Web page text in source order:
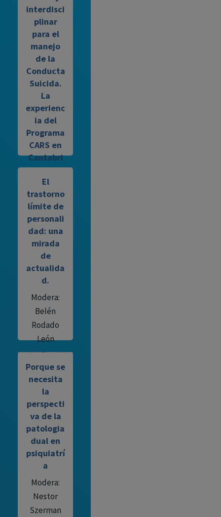
interdisci
plinar
para el
manejo
de la
Conducta
Suicida.
La
experienc
ia del
Programa
CARS en
Cantabri
a.
Modera:
Ana Isabel
Santiago
Díaz
El
trastorno
límite de
personali
dad: una
mirada
de
actualida
d.
Modera:
Belén
Rodado
León
Porque se
necesita
la
perspecti
va de la
patologia
dual en
psiquiatrí
a
Modera:
Nestor
Szerman